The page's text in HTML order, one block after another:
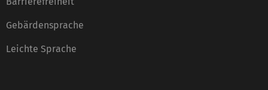
Gebärdensprache
Leichte Sprache